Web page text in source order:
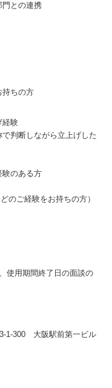
門との連携
持ちの方
経験
で判断しながら立上げした
験のある方
のご経験をお持ちの方）
使用期間終了日の面談の
1-300 大阪駅前第一ビル